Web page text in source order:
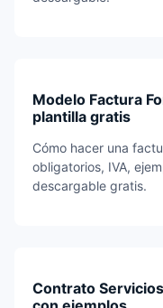
Modelo Factura
plantilla gratis
Cómo hacer una
obligatorios, IVA,
descargable gratis.
Contrato